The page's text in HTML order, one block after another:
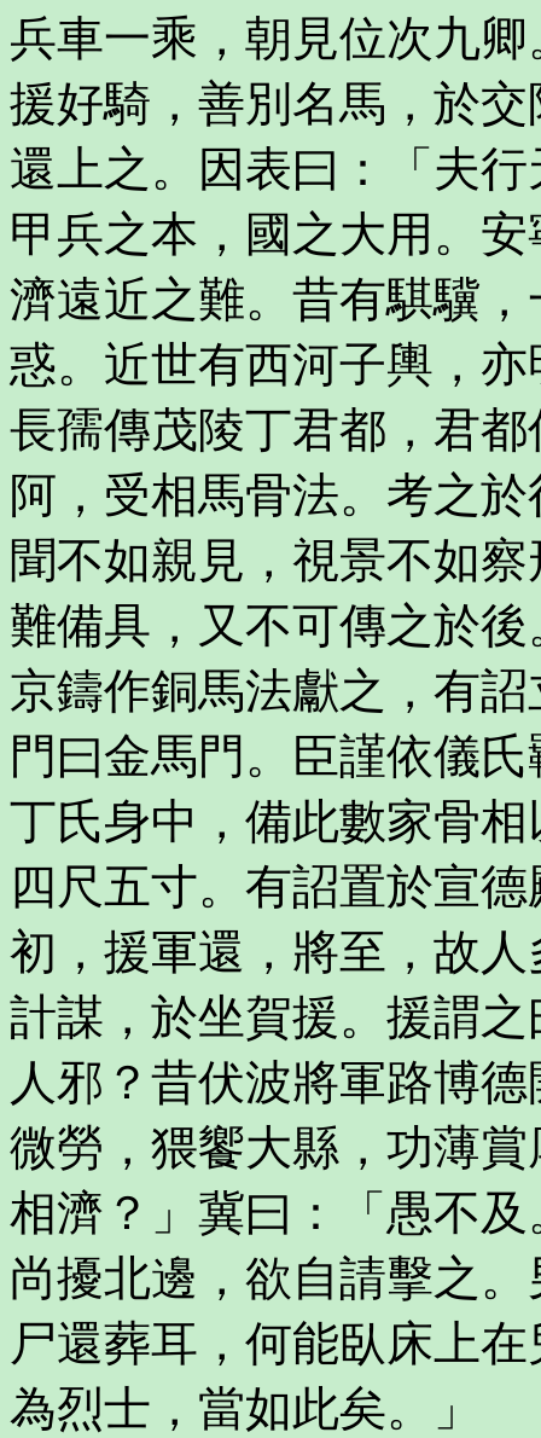
兵車一乘，朝見位次九卿
援好騎，善別名馬，於
還上之。因表曰：「夫
甲兵之本，國之大用。
濟遠近之難。昔有騏驥
惑。近世有西河子輿，
長孺傳茂陵丁君都，君
阿，受相馬骨法。考之
聞不如親見，視景不如
難備具，又不可傳之於
京鑄作銅馬法獻之，有
門曰金馬門。臣謹依儀
丁氏身中，備此數家骨
四尺五寸。有詔置於宣
初，援軍還，將至，故
計謀，於坐賀援。援謂
人邪？昔伏波將軍路博
微勞，猥饗大縣，功薄
相濟？」冀曰：「愚不
尚擾北邊，欲自請擊之
尸還葬耳，何能臥床上
為烈士，當如此矣。」